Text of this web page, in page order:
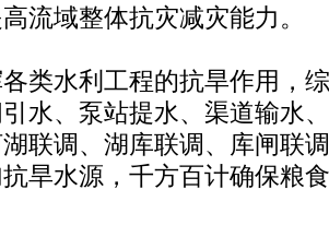
流域整体抗灾减灾能力。
水利工程的抗旱作用，
水、泵站提水、渠道输水
联调、湖库联调、库闸联
旱水源，千方百计确保粮